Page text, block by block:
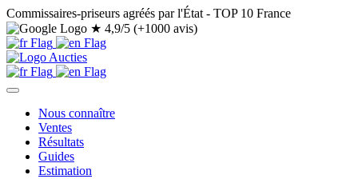
Commissaires-priseurs agréés par l'État - TOP 10 France
★ 4,9/5 (+1000 avis)
Nous connaître
Ventes
Résultats
Guides
Estimation